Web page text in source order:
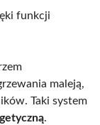
funkcji
maleją,
Taki system
.